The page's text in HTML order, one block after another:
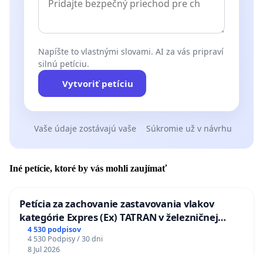
Napíšte to vlastnými slovami. AI za vás pripraví
silnú petíciu.
Vytvoriť petíciu
Vaše údaje zostávajú vaše Súkromie už v návrhu
Iné petície, ktoré by vás mohli zaujímať
Petícia za zachovanie zastavovania vlakov
kategórie Expres (Ex) TATRAN v železničnej
stanici Púchov
4 530 podpisov
4 530 Podpisy / 30 dni
8 Jul 2026